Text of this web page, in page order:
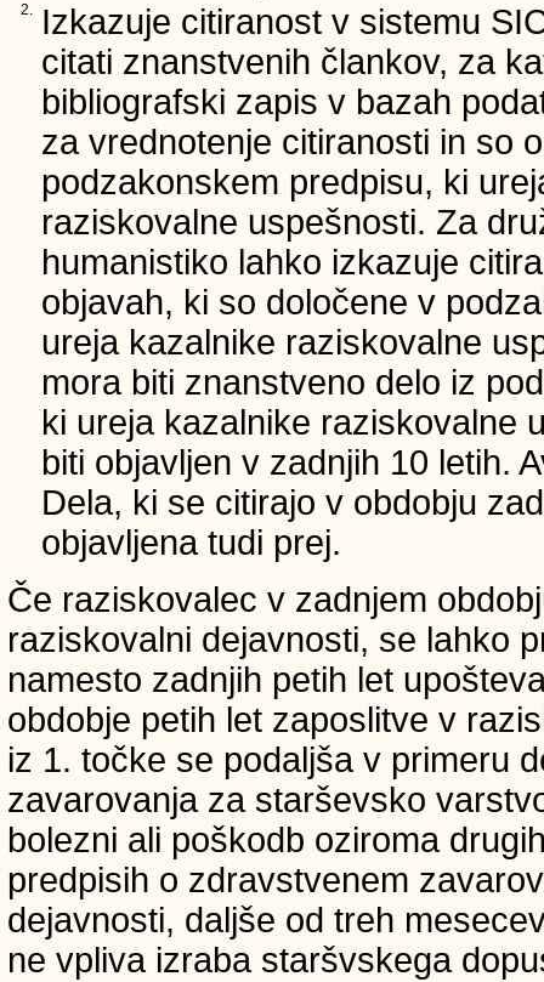
2.
Izkazuje citiranost v sistemu
citati znanstvenih člankov, za
bibliografski zapis v bazah
za vrednotenje citiranosti in so
podzakonskem predpisu, ki
raziskovalne uspešnosti. Za
humanistiko lahko izkazuje
objavah, ki so določene v
ureja kazalnike raziskovalne
mora biti znanstveno delo iz
ki ureja kazalnike raziskovalne
biti objavljen v zadnjih 10 letih.
Dela, ki se citirajo v obdobju
objavljena tudi prej.
Če raziskovalec v zadnjem
raziskovalni dejavnosti, se lahko
namesto zadnjih petih let
obdobje petih let zaposlitve v
iz 1. točke se podaljša v primeru
zavarovanja za starševsko
bolezni ali poškodb oziroma
predpisih o zdravstvenem
dejavnosti, daljše od treh
ne vpliva izraba staršvskega